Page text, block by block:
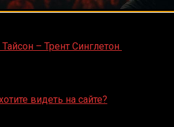
– Трент Синглетон
видеть на сайте?